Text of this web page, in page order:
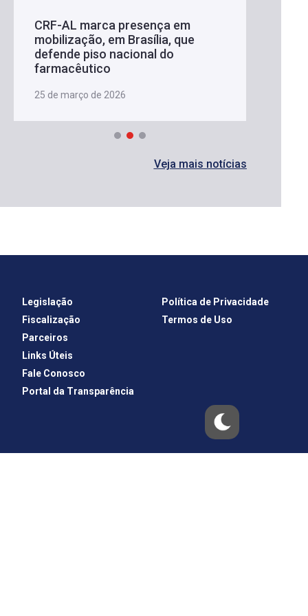
CRF-AL marca presença em
mobilização, em Brasília, que
defende piso nacional do
farmacêutico
25 de março de 2026
Veja mais notícias
Legislação
Fiscalização
Parceiros
Links Úteis
Fale Conosco
Portal da Transparência
Política de Privacidade
Termos de Uso